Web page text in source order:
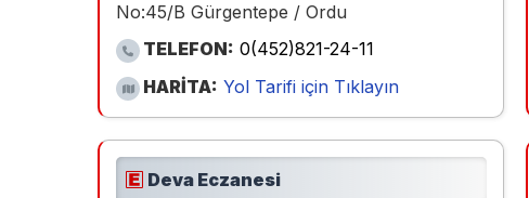
No:45/B Gürgentepe / Ordu
TELEFON: 0(452)821-24-11
HARİTA: Yol Tarifi için Tıklayın
Deva Eczanesi